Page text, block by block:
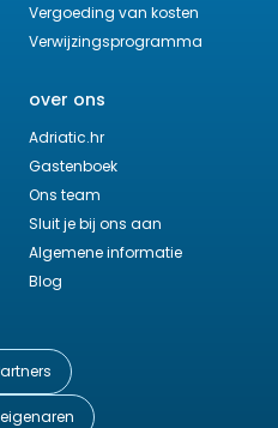
Vergoeding van kosten
Verwijzingsprogramma
over ons
Adriatic.hr
Gastenboek
Ons team
Sluit je bij ons aan
Algemene informatie
Blog